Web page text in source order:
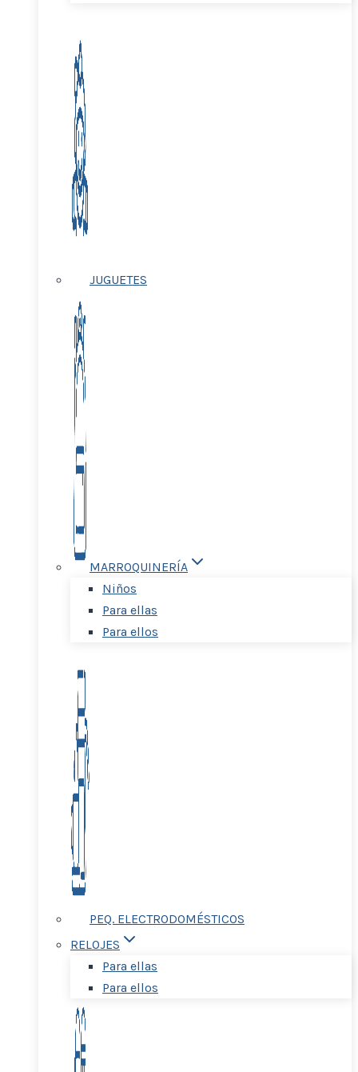
JUGUETES
MARROQUINERÍA
Niños
Para ellas
Para ellos
PEQ. ELECTRODOMÉSTICOS
RELOJES
Para ellas
Para ellos